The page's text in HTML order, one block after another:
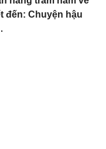
đến: Chuyện hậu